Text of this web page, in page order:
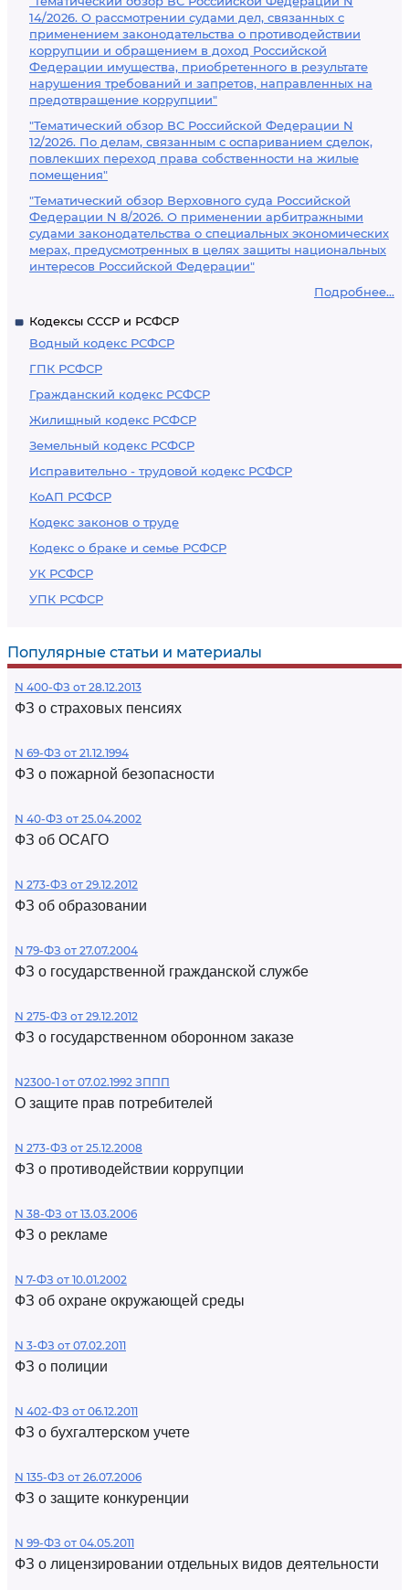
14/2026. О рассмотрении судами дел, связанных с
применением законодательства о противодействии
коррупции и обращением в доход Российской
Федерации имущества, приобретенного в результате
нарушения требований и запретов, направленных на
предотвращение коррупции"
"Тематический обзор ВС Российской Федерации N
12/2026. По делам, связанным с оспариванием сделок,
повлекших переход права собственности на жилые
помещения"
"Тематический обзор Верховного суда Российской
Федерации N 8/2026. О применении арбитражными
судами законодательства о специальных экономических
мерах, предусмотренных в целях защиты национальных
интересов Российской Федерации"
Подробнее...
Кодексы СССР и РСФСР
Водный кодекс РСФСР
ГПК РСФСР
Гражданский кодекс РСФСР
Жилищный кодекс РСФСР
Земельный кодекс РСФСР
Исправительно - трудовой кодекс РСФСР
КоАП РСФСР
Кодекс законов о труде
Кодекс о браке и семье РСФСР
УК РСФСР
УПК РСФСР
Популярные статьи и материалы
N 400-ФЗ от 28.12.2013
ФЗ о страховых пенсиях
N 69-ФЗ от 21.12.1994
ФЗ о пожарной безопасности
N 40-ФЗ от 25.04.2002
ФЗ об ОСАГО
N 273-ФЗ от 29.12.2012
ФЗ об образовании
N 79-ФЗ от 27.07.2004
ФЗ о государственной гражданской службе
N 275-ФЗ от 29.12.2012
ФЗ о государственном оборонном заказе
N2300-1 от 07.02.1992 ЗППП
О защите прав потребителей
N 273-ФЗ от 25.12.2008
ФЗ о противодействии коррупции
N 38-ФЗ от 13.03.2006
ФЗ о рекламе
N 7-ФЗ от 10.01.2002
ФЗ об охране окружающей среды
N 3-ФЗ от 07.02.2011
ФЗ о полиции
N 402-ФЗ от 06.12.2011
ФЗ о бухгалтерском учете
N 135-ФЗ от 26.07.2006
ФЗ о защите конкуренции
N 99-ФЗ от 04.05.2011
ФЗ о лицензировании отдельных видов деятельности